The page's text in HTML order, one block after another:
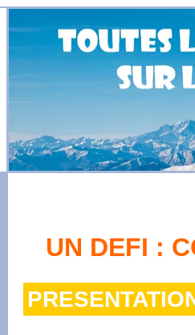
UN DEFI :